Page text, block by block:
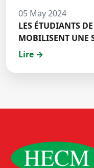
05 May 2024
LES ÉTUDIANTS
MOBILISENT UNE
POUR LE FONDS
DE HECM
Lire →